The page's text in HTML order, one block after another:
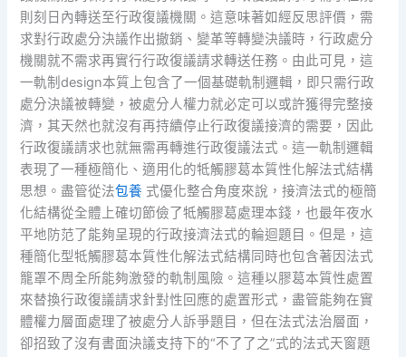
則刻日內轉送至行政復議機關。這意味著如經反思評價，需
求對行政處分決議作出撤銷、變革等轉變決議時，行政處分
機關就不需求再實行行政復議請求轉送任務。由此可見，這
一軌制design本質上包含了一個基礎軌制邏輯，即只需行政
處分決議被轉變，被處分人權力就必定可以或許獲得完整接
濟，其天然也就沒有再持續停止行政復議接濟的需要，因此
行政復議請求也就無需再轉進行政復議法式。這一軌制邏輯
表現了一種極簡化、適用化的牴觸膠葛本質性化解法式結構
思想。盡管從法包養 式優化整合角度來說，接濟法式的極簡
化結構從全體上確切節儉了牴觸膠葛處理本錢，也最年夜水
平地防范了能夠呈現的行政接濟法式的輪迴題目。但是，這
種簡化型牴觸膠葛本質性化解法式結構同時也包含著因法式
籠罩不周全所能夠激發的軌制風險。這種以膠葛本質性處置
來替換行政復議請求針對性回應的處置形式，盡管能夠在實
體權力層面處理了被處分人訴爭題目，但在法式法治層面，
卻招致了沒有書面決議支持下的“不了了之”式的法式天窗題